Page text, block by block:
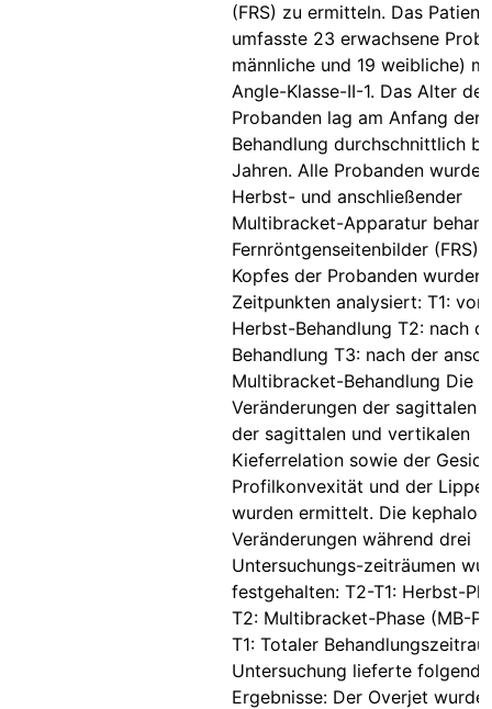
(FRS) zu ermitteln. Das
umfasste 23 erwachsene
männliche und 19 weibliche)
Angle-Klasse-II-1. Das Alter der
Probanden lag am Anfang der
Behandlung durchschnittlich
Jahren. Alle Probanden
Herbst- und anschließender
Multibracket-Apparatur
Fernröntgenseitenbilder (FRS)
Kopfes der Probanden wurden
Zeitpunkten analysiert: T1: vor
Herbst-Behandlung T2: nach
Behandlung T3: nach der
Multibracket-Behandlung Die
Veränderungen der sagittalen
der sagittalen und vertikalen
Kieferrelation sowie der
Profilkonvexität und der
wurden ermittelt. Die
Veränderungen während drei
Untersuchungs-zeiträumen
festgehalten: T2-T1: Herbst-
T2: Multibracket-Phase (MB-
T1: Totaler
Untersuchung lieferte folgende
Ergebnisse: Der Overjet wurde